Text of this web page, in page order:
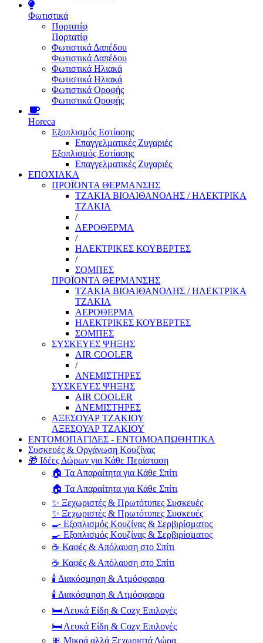
Φωτιστικά
Πορτατίφ
Πορτατίφ
Φωτιστικά Δαπέδου
Φωτιστικά Δαπέδου
Φωτιστικά Ηλιακά
Φωτιστικά Ηλιακά
Φωτιστικά Οροφής
Φωτιστικά Οροφής
Horeca
Εξοπλισμός Εστίασης
Επαγγελματικές Ζυγαριές
Εξοπλισμός Εστίασης
Επαγγελματικές Ζυγαριές
ΕΠΟΧΙΑΚΑ
ΠΡΟΪΟΝΤΑ ΘΕΡΜΑΝΣΗΣ
ΤΖΑΚΙΑ ΒΙΟΑΙΘΑΝΟΛΗΣ / ΗΛΕΚΤΡΙΚΑ
ΤΖΑΚΙΑ
/
ΑΕΡΟΘΕΡΜΑ
/
ΗΛΕΚΤΡΙΚΕΣ ΚΟΥΒΕΡΤΕΣ
/
ΣΟΜΠΕΣ
ΠΡΟΪΟΝΤΑ ΘΕΡΜΑΝΣΗΣ
ΤΖΑΚΙΑ ΒΙΟΑΙΘΑΝΟΛΗΣ / ΗΛΕΚΤΡΙΚΑ
ΤΖΑΚΙΑ
ΑΕΡΟΘΕΡΜΑ
ΗΛΕΚΤΡΙΚΕΣ ΚΟΥΒΕΡΤΕΣ
ΣΟΜΠΕΣ
ΣΥΣΚΕΥΕΣ ΨΗΞΗΣ
AIR COOLER
/
ΑΝΕΜΙΣΤΗΡΕΣ
ΣΥΣΚΕΥΕΣ ΨΗΞΗΣ
AIR COOLER
ΑΝΕΜΙΣΤΗΡΕΣ
ΑΞΕΣΟΥΑΡ ΤΖΑΚΙΟΥ
ΑΞΕΣΟΥΑΡ ΤΖΑΚΙΟΥ
ΕΝΤΟΜΟΠΑΓΙΔΕΣ - ΕΝΤΟΜΟΑΠΩΘΗΤΙΚΑ
Συσκευές & Οργάνωση Κουζίνας
🎁 Ιδέες Δώρων για Κάθε Περίσταση
🏠 Τα Απαραίτητα για Κάθε Σπίτι
🏠 Τα Απαραίτητα για Κάθε Σπίτι
✨ Ξεχωριστές & Πρωτότυπες Συσκευές
✨ Ξεχωριστές & Πρωτότυπες Συσκευές
🍳 Εξοπλισμός Κουζίνας & Σερβιρίσματος
🍳 Εξοπλισμός Κουζίνας & Σερβιρίσματος
☕ Καφές & Απόλαυση στο Σπίτι
☕ Καφές & Απόλαυση στο Σπίτι
🕯️ Διακόσμηση & Ατμόσφαιρα
🕯️ Διακόσμηση & Ατμόσφαιρα
🛏️ Λευκά Είδη & Cozy Επιλογές
🛏️ Λευκά Είδη & Cozy Επιλογές
🎀 Μικρά αλλά Ξεχωριστά Δώρα